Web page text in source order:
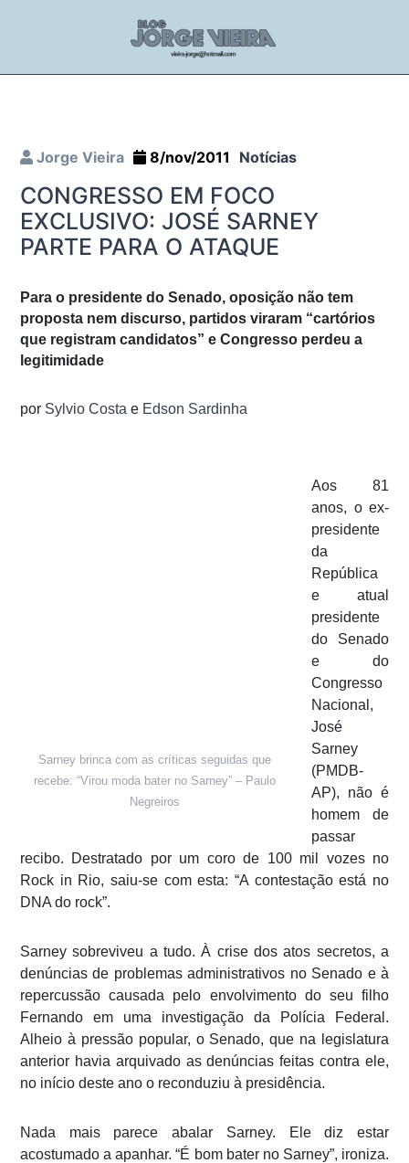
Jorge Vieira 8/nov/2011 Notícias
CONGRESSO EM FOCO
EXCLUSIVO: JOSÉ SARNEY
PARTE PARA O ATAQUE
Para o presidente do Senado, oposição não tem
proposta nem discurso, partidos viraram “cartórios
que registram candidatos” e Congresso perdeu a
legitimidade
por Sylvio Costa e Edson Sardinha
Sarney brinca com as críticas seguidas que
recebe: “Virou moda bater no Sarney” – Paulo
Negreiros
Aos 81
anos, o ex-
presidente
da
República
e atual
presidente
do Senado
e do
Congresso
Nacional,
José
Sarney
(PMDB-
AP), não é
homem de
passar
recibo. Destratado por um coro de 100 mil vozes no
Rock in Rio, saiu-se com esta: “A contestação está no
DNA do rock”.
Sarney sobreviveu a tudo. À crise dos atos secretos, a
denúncias de problemas administrativos no Senado e à
repercussão causada pelo envolvimento do seu filho
Fernando em uma investigação da Polícia Federal.
Alheio à pressão popular, o Senado, que na legislatura
anterior havia arquivado as denúncias feitas contra ele,
no início deste ano o reconduziu à presidência.
Nada mais parece abalar Sarney. Ele diz estar
acostumado a apanhar. “É bom bater no Sarney”, ironiza.